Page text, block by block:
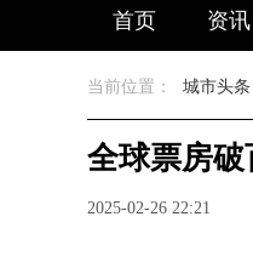
首页 资讯
当前位置： 城市头条
全球票房破
2025-02-26 22:21